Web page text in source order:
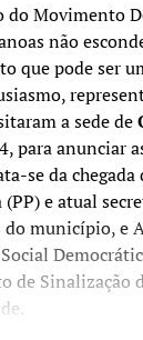
do Movimento
não
que pode ser
a sede de
para anunciar
se da
e atual
município, e
de Sinalização